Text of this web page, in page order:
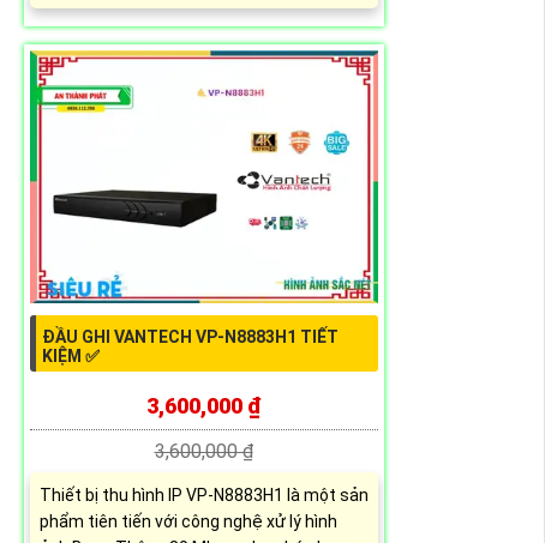
ĐẦU GHI VANTECH VP-N8883H1 TIẾT
KIỆM ✅
3,600,000 ₫
3,600,000 ₫
Thiết bị thu hình IP VP-N8883H1 là một sản
phẩm tiên tiến với công nghệ xử lý hình